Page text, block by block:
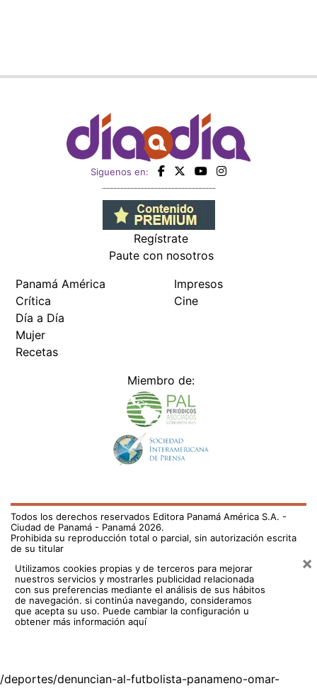
Siguenos en:
Regístrate
Paute con nosotros
Panamá América
Crítica
Día a Día
Mujer
Recetas
Impresos
Cine
Miembro de:
Todos los derechos reservados Editora Panamá América S.A. -
Ciudad de Panamá - Panamá 2026.
Prohibida su reproducción total o parcial, sin autorización escrita
de su titular
Utilizamos cookies propias y de terceros para mejorar
nuestros servicios y mostrarles publicidad relacionada
con sus preferencias mediante el análisis de sus hábitos
de navegación. si continúa navegando, consideramos
que acepta su uso. Puede cambiar la configuración u
obtener más información aquí
×
/deportes/denuncian-al-futbolista-panameno-omar-